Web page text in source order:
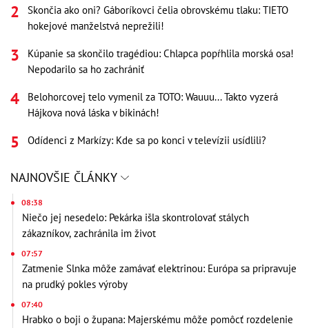
Skončia ako oni? Gáboríkovci čelia obrovskému tlaku: TIETO
hokejové manželstvá neprežili!
Kúpanie sa skončilo tragédiou: Chlapca popŕhlila morská osa!
Nepodarilo sa ho zachrániť
Belohorcovej telo vymenil za TOTO: Wauuu... Takto vyzerá
Hájkova nová láska v bikinách!
Odídenci z Markízy: Kde sa po konci v televízii usídlili?
NAJNOVŠIE ČLÁNKY
08:38
Niečo jej nesedelo: Pekárka išla skontrolovať stálych
zákazníkov, zachránila im život
07:57
Zatmenie Slnka môže zamávať elektrinou: Európa sa pripravuje
na prudký pokles výroby
07:40
Hrabko o boji o župana: Majerskému môže pomôcť rozdelenie